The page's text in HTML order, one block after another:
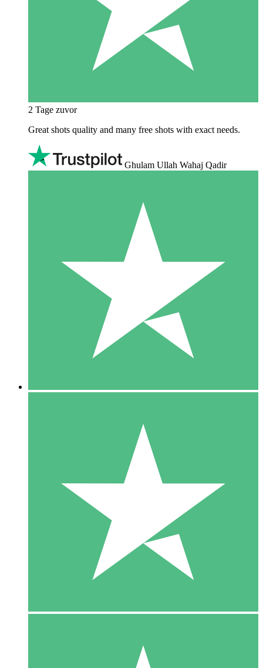
2 Tage zuvor
Great shots quality and many free shots with exact needs.
Ghulam Ullah Wahaj Qadir